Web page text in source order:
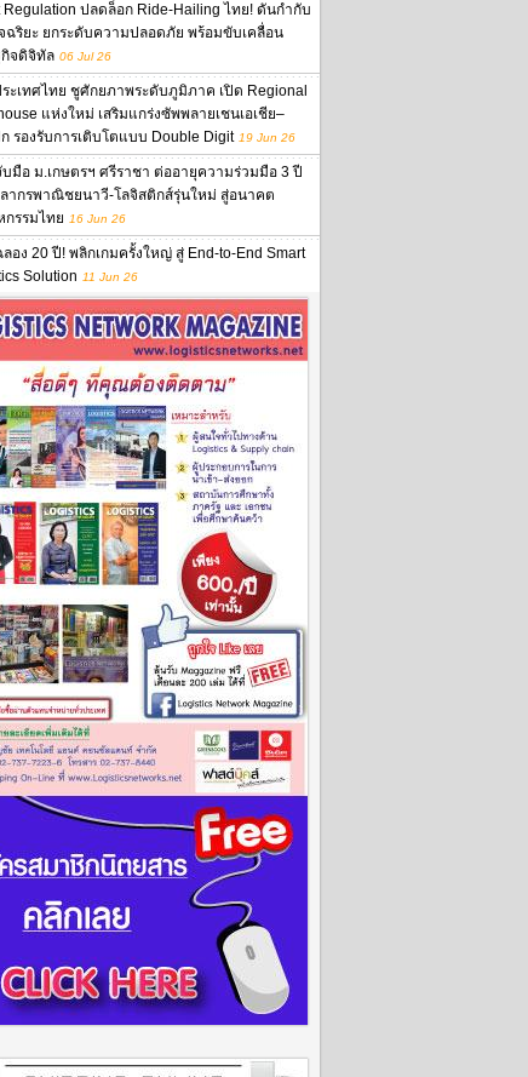
Regulation ปลดล็อก Ride-Hailing ไทย! ดันกำกับ
ฉริยะ ยกระดับความปลอดภัย พร้อมขับเคลื่อน
กิจดิจิทัล 06 Jul 26
ระเทศไทย ชูศักยภาพระดับภูมิภาค เปิด Regional
แห่งใหม่ เสริมแกร่งซัพพลายเชนเอเชีย–
รองรับการเติบโตแบบ Double Digit 19 Jun 26
บมือ ม.เกษตรฯ ศรีราชา ต่ออายุความร่วมมือ 3 ปี
ากรพาณิชยนาวี-โลจิสติกส์รุ่นใหม่ สู่อนาคต
กรรมไทย 16 Jun 26
ลอง 20 ปี! พลิกเกมครั้งใหญ่ สู่ End-to-End Smart
Solution 11 Jun 26